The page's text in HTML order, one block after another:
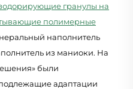
гранулы на
полимерные
наполнитель
из маниоки. На
были
адаптации